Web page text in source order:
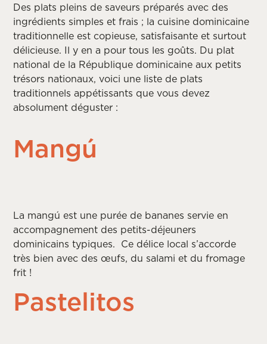
Des plats pleins de saveurs préparés avec des
ingrédients simples et frais ; la cuisine dominicaine
traditionnelle est copieuse, satisfaisante et surtout
délicieuse. Il y en a pour tous les goûts. Du plat
national de la République dominicaine aux petits
trésors nationaux, voici une liste de plats
traditionnels appétissants que vous devez
absolument déguster :
Mangú
La mangú est une purée de bananes servie en
accompagnement des petits-déjeuners
dominicains typiques. Ce délice local s’accorde
très bien avec des œufs, du salami et du fromage
frit !
Pastelitos